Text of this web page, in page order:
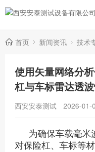
首页 新闻资讯 技术
使用矢量网络分
杠与车标雷达透
西安安泰测试 2026-01-
为确保车载毫米
对保险杠、车标等